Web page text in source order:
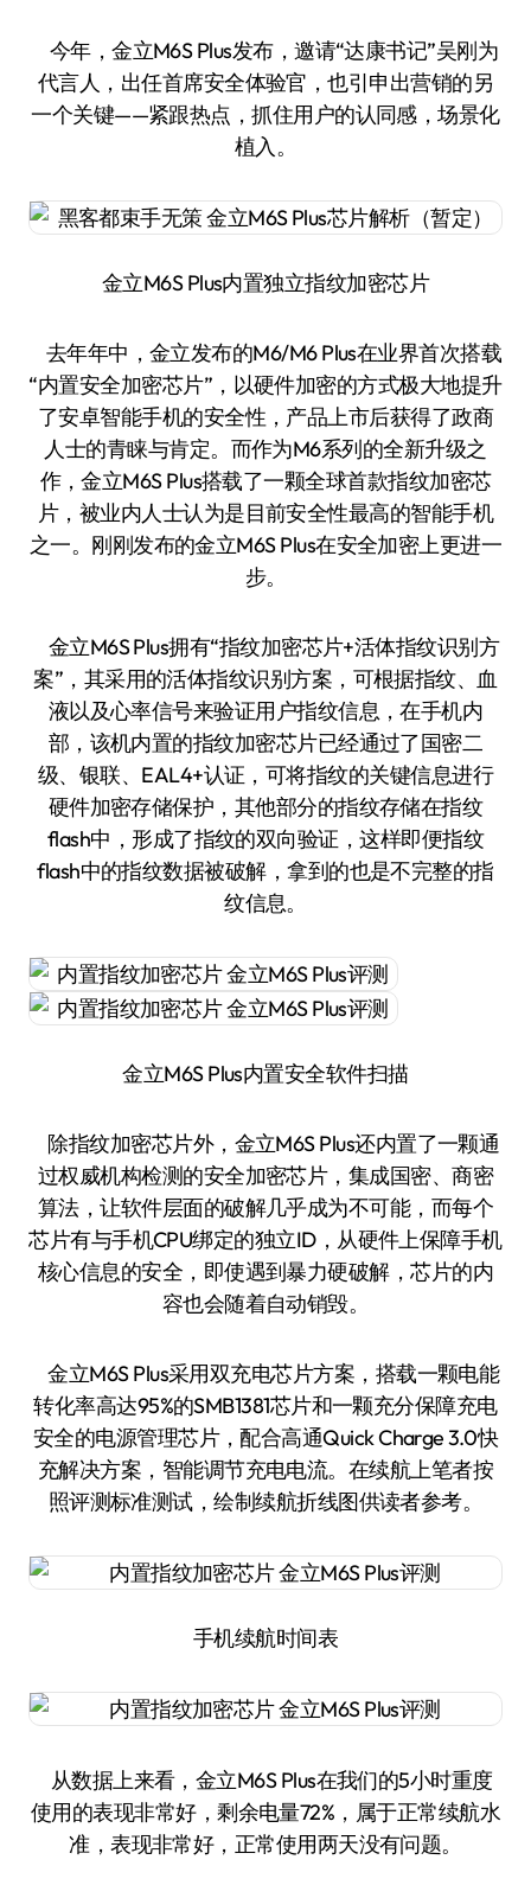
今年，金立M6S Plus发布，邀请“达康书记”吴刚为
代言人，出任首席安全体验官，也引申出营销的另
一个关键——紧跟热点，抓住用户的认同感，场景化
植入。
金立M6S Plus内置独立指纹加密芯片
去年年中，金立发布的M6/M6 Plus在业界首次搭载
“内置安全加密芯片”，以硬件加密的方式极大地提升
了安卓智能手机的安全性，产品上市后获得了政商
人士的青睐与肯定。而作为M6系列的全新升级之
作，金立M6S Plus搭载了一颗全球首款指纹加密芯
片，被业内人士认为是目前安全性最高的智能手机
之一。刚刚发布的金立M6S Plus在安全加密上更进一
步。
金立M6S Plus拥有“指纹加密芯片+活体指纹识别方
案”，其采用的活体指纹识别方案，可根据指纹、血
液以及心率信号来验证用户指纹信息，在手机内
部，该机内置的指纹加密芯片已经通过了国密二
级、银联、EAL4+认证，可将指纹的关键信息进行
硬件加密存储保护，其他部分的指纹存储在指纹
flash中，形成了指纹的双向验证，这样即便指纹
flash中的指纹数据被破解，拿到的也是不完整的指
纹信息。
金立M6S Plus内置安全软件扫描
除指纹加密芯片外，金立M6S Plus还内置了一颗通
过权威机构检测的安全加密芯片，集成国密、商密
算法，让软件层面的破解几乎成为不可能，而每个
芯片有与手机CPU绑定的独立ID，从硬件上保障手机
核心信息的安全，即使遇到暴力硬破解，芯片的内
容也会随着自动销毁。
金立M6S Plus采用双充电芯片方案，搭载一颗电能
转化率高达95%的SMB1381芯片和一颗充分保障充电
安全的电源管理芯片，配合高通Quick Charge 3.0快
充解决方案，智能调节充电电流。在续航上笔者按
照评测标准测试，绘制续航折线图供读者参考。
手机续航时间表
从数据上来看，金立M6S Plus在我们的5小时重度
使用的表现非常好，剩余电量72%，属于正常续航水
准，表现非常好，正常使用两天没有问题。